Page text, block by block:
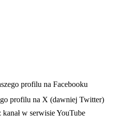
nowej karcieprofilu na Facebooku
profilu na X (dawniej Twitter)
nowej karciew serwisie YouTube